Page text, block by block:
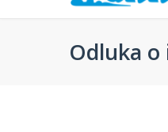
Odluka